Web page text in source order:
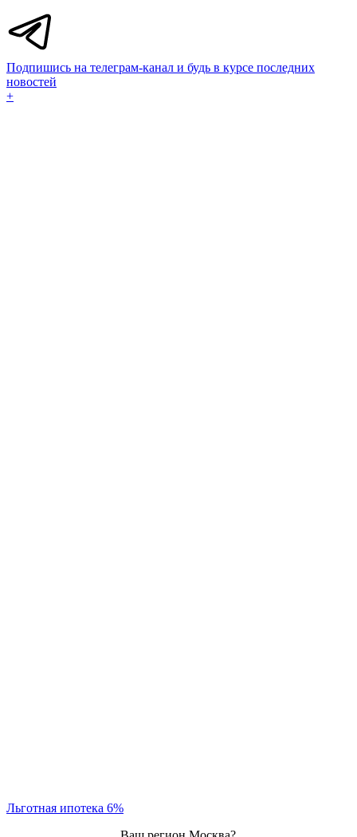
Подпишись на телеграм-канал и будь в курсе последних
новостей
+
Льготная ипотека 6%